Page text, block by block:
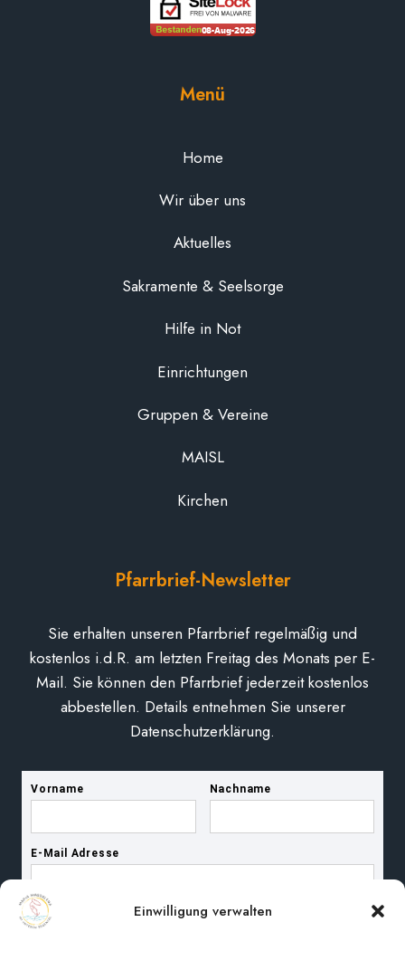
Einwilligung verwalten
Menü
Home
Wir über uns
Aktuelles
Sakramente & Seelsorge
Hilfe in Not
Einrichtungen
Gruppen & Vereine
MAISL
Kirchen
Pfarrbrief-Newsletter
Sie erhalten unseren Pfarrbrief regelmäßig und
kostenlos i.d.R. am letzten Freitag des Monats per E-
Mail. Sie können den Pfarrbrief jederzeit kostenlos
abbestellen. Details entnehmen Sie unserer
Datenschutzerklärung.